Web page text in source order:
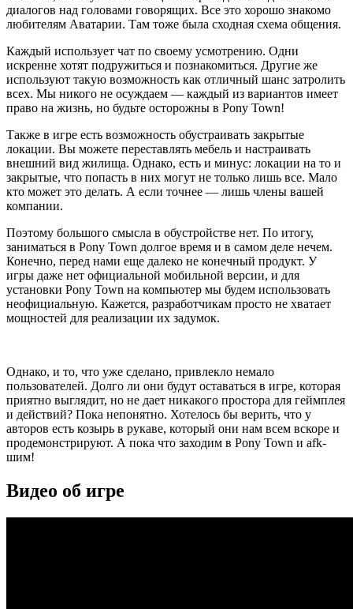
диалогов над головами говорящих. Все это хорошо знакомо
любителям Аватарии. Там тоже была сходная схема общения.
Каждый использует чат по своему усмотрению. Одни
искренне хотят подружиться и познакомиться. Другие же
используют такую возможность как отличный шанс затролить
всех. Мы никого не осуждаем — каждый из вариантов имеет
право на жизнь, но будьте осторожны в Pony Town!
Также в игре есть возможность обустраивать закрытые
локации. Вы можете переставлять мебель и настраивать
внешний вид жилища. Однако, есть и минус: локации на то и
закрытые, что попасть в них могут не только лишь все. Мало
кто может это делать. А если точнее — лишь члены вашей
компании.
Поэтому большого смысла в обустройстве нет. По итогу,
заниматься в Pony Town долгое время и в самом деле нечем.
Конечно, перед нами еще далеко не конечный продукт. У
игры даже нет официальной мобильной версии, и для
установки Pony Town на компьютер мы будем использовать
неофициальную. Кажется, разработчикам просто не хватает
мощностей для реализации их задумок.
Однако, и то, что уже сделано, привлекло немало
пользователей. Долго ли они будут оставаться в игре, которая
приятно выглядит, но не дает никакого простора для геймплея
и действий? Пока непонятно. Хотелось бы верить, что у
авторов есть козырь в рукаве, который они нам всем вскоре и
продемонстрируют. А пока что заходим в Pony Town и afk-
шим!
Видео об игре